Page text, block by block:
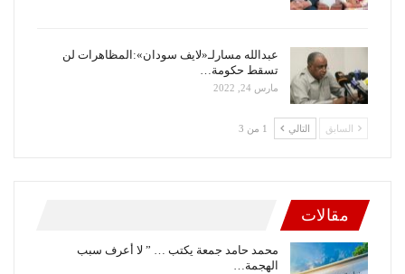
عبدالله مسارلـ«لايف سودان»:المظاهرات لن
تسقط حكومة…
مارس 24, 2022
السابق التالي 1 من 3
مقالات
محمد حامد جمعة يكتب … ” لا أعرف سبب
الهجمة…